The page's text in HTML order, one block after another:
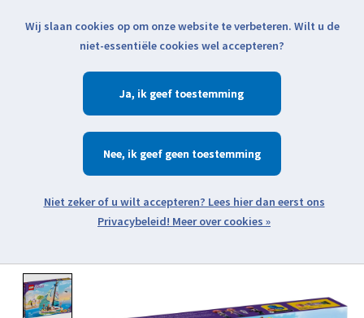
Klik voor actuele verzendinformatie...
Verlanglijst
Zoeken
Open webshop menu
Wij slaan cookies op om onze website te verbeteren. Wilt u de
niet-essentiële cookies wel accepteren?
Ja
Nee
Meer over cookies »